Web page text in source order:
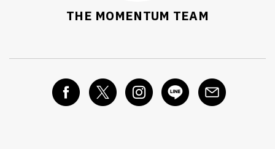
THE MOMENTUM TEAM